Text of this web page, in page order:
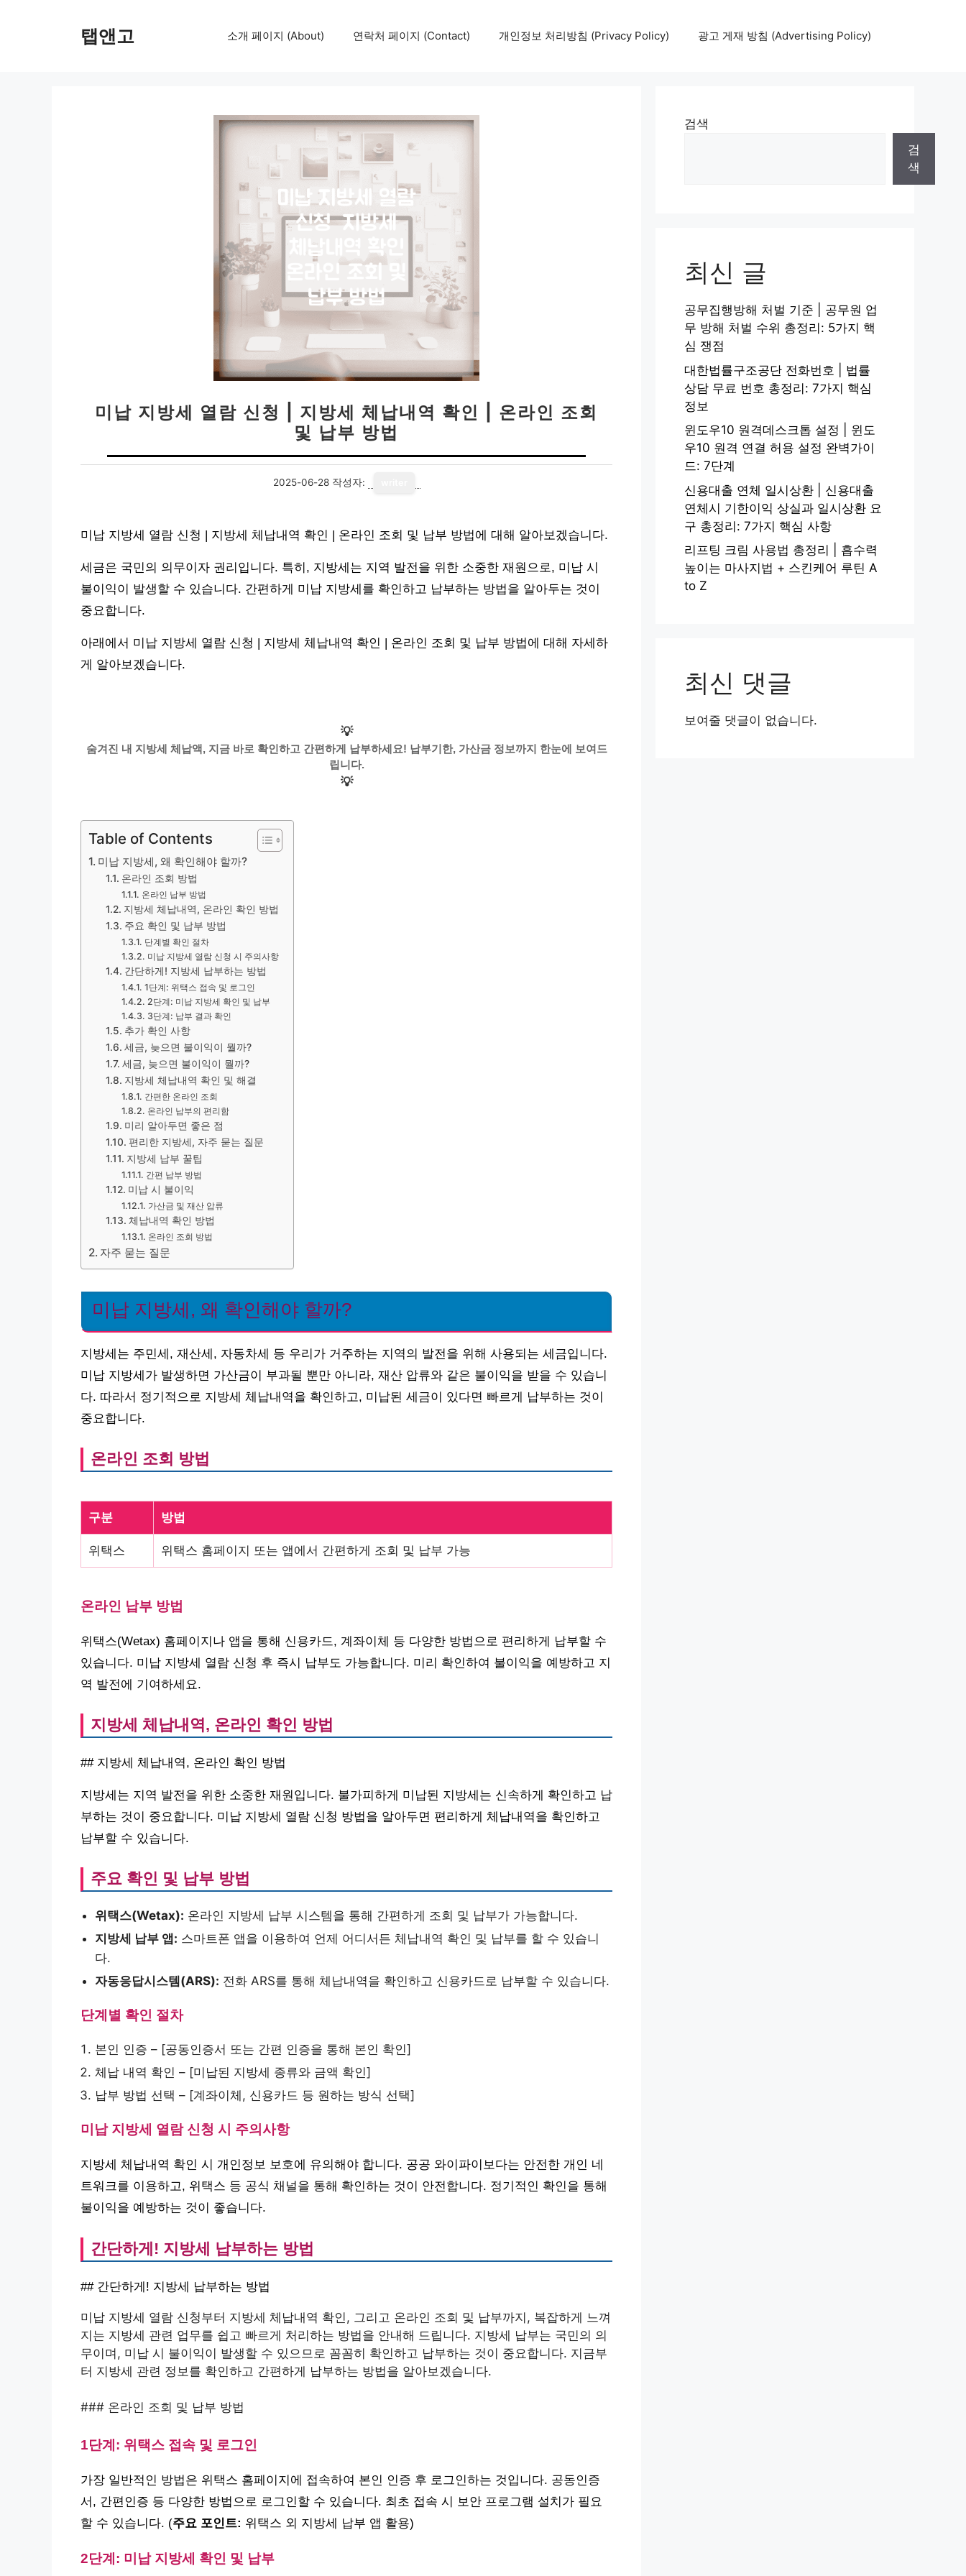
탭앤고 소개 페이지 (About) 연락처 페이지 (Contact) 개인정보 처리방침 (Privacy Policy) 광고 게재 방침 (Advertising Policy)
미납 지방세 열람 신청 | 지방세 체납내역 확인 | 온라인 조회
및 납부 방법
2025-06-28 작성자:
미납 지방세 열람 신청 | 지방세 체납내역 확인 | 온라인 조회 및 납부 방법에 대해 알아보겠습니다.
세금은 국민의 의무이자 권리입니다. 특히, 지방세는 지역 발전을 위한 소중한 재원으로, 미납 시
불이익이 발생할 수 있습니다. 간편하게 미납 지방세를 확인하고 납부하는 방법을 알아두는 것이
중요합니다.
아래에서 미납 지방세 열람 신청 | 지방세 체납내역 확인 | 온라인 조회 및 납부 방법에 대해 자세하
게 알아보겠습니다.
💡
숨겨진 내 지방세 체납액, 지금 바로 확인하고 간편하게 납부하세요! 납부기한, 가산금 정보까지 한눈에 보여드
립니다.
💡
Table of Contents
미납 지방세, 왜 확인해야 할까?
온라인 조회 방법
온라인 납부 방법
지방세 체납내역, 온라인 확인 방법
주요 확인 및 납부 방법
단계별 확인 절차
미납 지방세 열람 신청 시 주의사항
간단하게! 지방세 납부하는 방법
1단계: 위택스 접속 및 로그인
2단계: 미납 지방세 확인 및 납부
3단계: 납부 결과 확인
추가 확인 사항
세금, 늦으면 불이익이 뭘까?
세금, 늦으면 불이익이 뭘까?
지방세 체납내역 확인 및 해결
간편한 온라인 조회
온라인 납부의 편리함
미리 알아두면 좋은 점
편리한 지방세, 자주 묻는 질문
지방세 납부 꿀팁
간편 납부 방법
미납 시 불이익
가산금 및 재산 압류
체납내역 확인 방법
온라인 조회 방법
자주 묻는 질문
미납 지방세, 왜 확인해야 할까?
지방세는 주민세, 재산세, 자동차세 등 우리가 거주하는 지역의 발전을 위해 사용되는 세금입니다.
미납 지방세가 발생하면 가산금이 부과될 뿐만 아니라, 재산 압류와 같은 불이익을 받을 수 있습니
다. 따라서 정기적으로 지방세 체납내역을 확인하고, 미납된 세금이 있다면 빠르게 납부하는 것이
중요합니다.
온라인 조회 방법
구분 방법
위택스 위택스 홈페이지 또는 앱에서 간편하게 조회 및 납부 가능
온라인 납부 방법
위택스(Wetax) 홈페이지나 앱을 통해 신용카드, 계좌이체 등 다양한 방법으로 편리하게 납부할 수
있습니다. 미납 지방세 열람 신청 후 즉시 납부도 가능합니다. 미리 확인하여 불이익을 예방하고 지
역 발전에 기여하세요.
지방세 체납내역, 온라인 확인 방법
## 지방세 체납내역, 온라인 확인 방법
지방세는 지역 발전을 위한 소중한 재원입니다. 불가피하게 미납된 지방세는 신속하게 확인하고 납
부하는 것이 중요합니다. 미납 지방세 열람 신청 방법을 알아두면 편리하게 체납내역을 확인하고
납부할 수 있습니다.
주요 확인 및 납부 방법
위택스(Wetax): 온라인 지방세 납부 시스템을 통해 간편하게 조회 및 납부가 가능합니다.
지방세 납부 앱: 스마트폰 앱을 이용하여 언제 어디서든 체납내역 확인 및 납부를 할 수 있습니
다.
자동응답시스템(ARS): 전화 ARS를 통해 체납내역을 확인하고 신용카드로 납부할 수 있습니다.
단계별 확인 절차
본인 인증 – [공동인증서 또는 간편 인증을 통해 본인 확인]
체납 내역 확인 – [미납된 지방세 종류와 금액 확인]
납부 방법 선택 – [계좌이체, 신용카드 등 원하는 방식 선택]
미납 지방세 열람 신청 시 주의사항
지방세 체납내역 확인 시 개인정보 보호에 유의해야 합니다. 공공 와이파이보다는 안전한 개인 네
트워크를 이용하고, 위택스 등 공식 채널을 통해 확인하는 것이 안전합니다. 정기적인 확인을 통해
불이익을 예방하는 것이 좋습니다.
간단하게! 지방세 납부하는 방법
## 간단하게! 지방세 납부하는 방법
미납 지방세 열람 신청부터 지방세 체납내역 확인, 그리고 온라인 조회 및 납부까지, 복잡하게 느껴
지는 지방세 관련 업무를 쉽고 빠르게 처리하는 방법을 안내해 드립니다. 지방세 납부는 국민의 의
무이며, 미납 시 불이익이 발생할 수 있으므로 꼼꼼히 확인하고 납부하는 것이 중요합니다. 지금부
터 지방세 관련 정보를 확인하고 간편하게 납부하는 방법을 알아보겠습니다.
### 온라인 조회 및 납부 방법
1단계: 위택스 접속 및 로그인
가장 일반적인 방법은 위택스 홈페이지에 접속하여 본인 인증 후 로그인하는 것입니다. 공동인증
서, 간편인증 등 다양한 방법으로 로그인할 수 있습니다. 최초 접속 시 보안 프로그램 설치가 필요
할 수 있습니다. (주요 포인트: 위택스 외 지방세 납부 앱 활용)
2단계: 미납 지방세 확인 및 납부
검색
검
색
최신 글
공무집행방해 처벌 기준 | 공무원 업
무 방해 처벌 수위 총정리: 5가지 핵
심 쟁점
대한법률구조공단 전화번호 | 법률
상담 무료 번호 총정리: 7가지 핵심
정보
윈도우10 원격데스크톱 설정 | 윈도
우10 원격 연결 허용 설정 완벽가이
드: 7단계
신용대출 연체 일시상환 | 신용대출
연체시 기한이익 상실과 일시상환 요
구 총정리: 7가지 핵심 사항
리프팅 크림 사용법 총정리 | 흡수력
높이는 마사지법 + 스킨케어 루틴 A
to Z
최신 댓글
보여줄 댓글이 없습니다.